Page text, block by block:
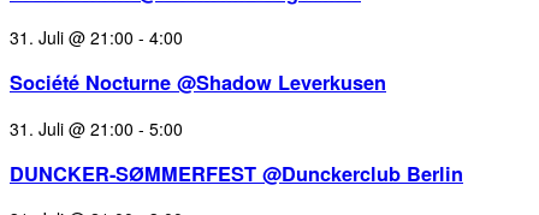
31. Juli @ 21:00 - 4:00
Société Nocturne @Shadow Leverkusen
31. Juli @ 21:00 - 5:00
DUNCKER-SØMMERFEST @Dunckerclub Berlin